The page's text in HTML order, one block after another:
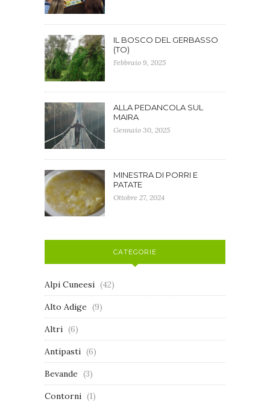
IL BOSCO DEL GERBASSO
(TO)
Febbraio 9, 2025
ALLA PEDANCOLA SUL
MAIRA
Gennaio 30, 2025
MINESTRA DI PORRI E
PATATE
Ottobre 27, 2024
CATEGORIE
Alpi Cuneesi (42)
Alto Adige (9)
Altri (6)
Antipasti (6)
Bevande (3)
Contorni (1)